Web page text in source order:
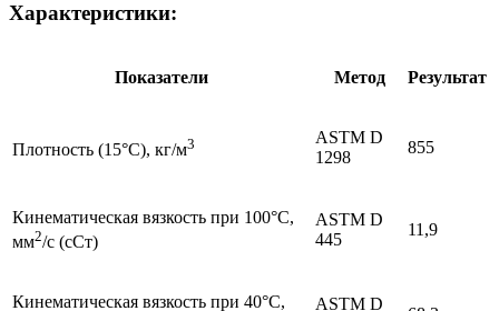
Характеристики:
Показатели Метод Результат
Плотность (15°C), кг/м3
ASTM D
1298
855
Кинематическая вязкость при 100°C,
мм2/с (cCт)
ASTM D
445
11,9
Кинематическая вязкость при 40°C,
ASTM D